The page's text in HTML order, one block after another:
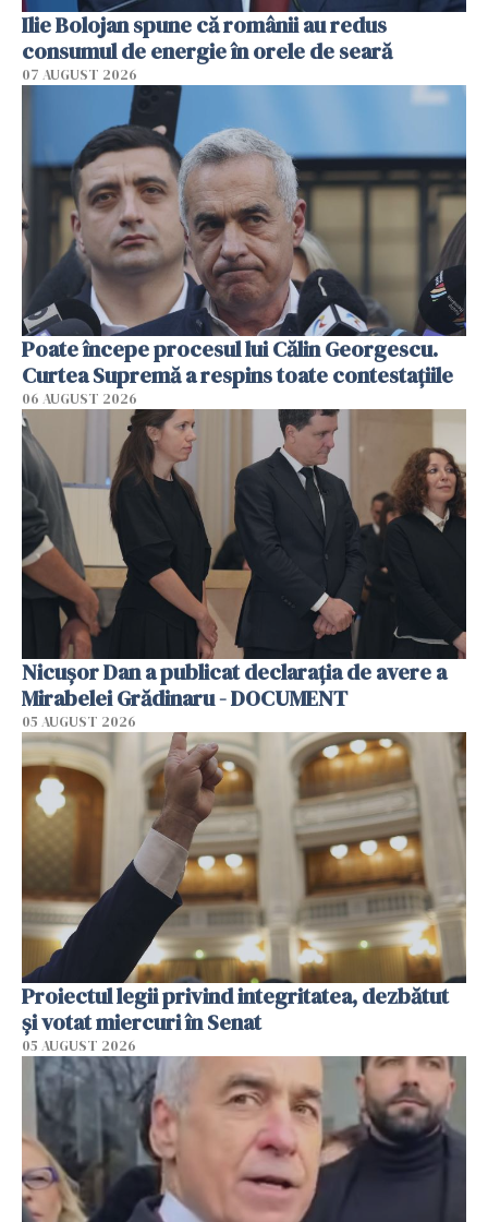
Ilie Bolojan spune că românii au redus
consumul de energie în orele de seară
07 AUGUST 2026
Poate începe procesul lui Călin Georgescu.
Curtea Supremă a respins toate contestațiile
06 AUGUST 2026
Nicușor Dan a publicat declarația de avere a
Mirabelei Grădinaru - DOCUMENT
05 AUGUST 2026
Proiectul legii privind integritatea, dezbătut
şi votat miercuri în Senat
05 AUGUST 2026